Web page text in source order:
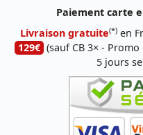
Paiement carte
Livraison gratuite(*) en
129€ (sauf CB 3× -
5 jours